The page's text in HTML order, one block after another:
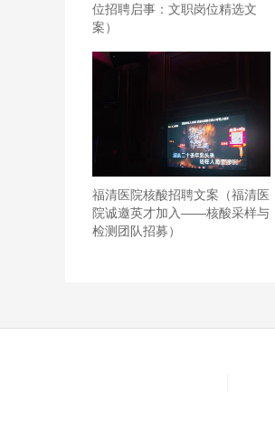
珍珠略硬总体还算可以,卤肉
人惊艳的味道好好好好好好
可以建议可以多叫几个朋友
有没有年龄限制? 首页搜索
了，还办了会员卡，为了省
位招聘启事：文职岗位精选文
案）
福清医院核酸招聘文案（福清医
院诚邀英才加入——核酸采样与
检测团队招募）